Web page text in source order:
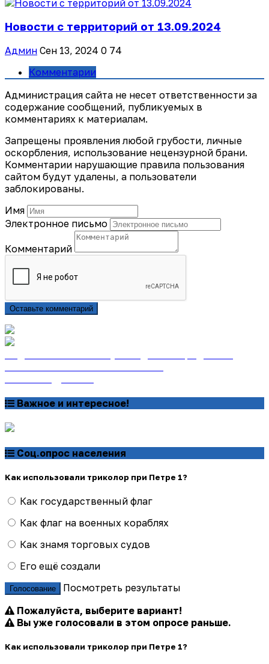
Новости с территорий от 13.09.2024
Админ Сен 13, 2024 0 74
Комментарии
Администрация сайта не несет ответственности за
содержание сообщений, публикуемых в
комментариях к материалам.
Запрещены проявления любой грубости, личные
оскорбления, использование нецензурной брани.
Комментарии нарушающие правила пользования
сайтом будут удалены, а пользователи
заблокированы.
Имя
Электронное письмо
Комментарий
Оставьте комментарий
Важное и интересное!
Соц.опрос населения
Как использовали триколор при Петре 1?
Как государственный флаг
Как флаг на военных кораблях
Как знамя торговых судов
Его ещё создали
Голосование
Посмотреть результаты
Пожалуйста, выберите вариант!
Вы уже голосовали в этом опросе раньше.
Как использовали триколор при Петре 1?